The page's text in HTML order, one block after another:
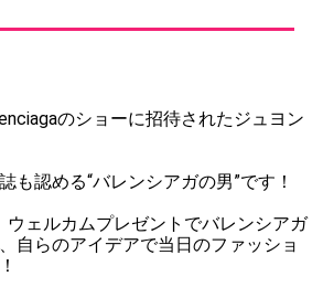
のショーに招待されたジュヨン
も認める“バレンシアガの男”です！
ウェルカムプレゼントでバレンシアガ
自らのアイデアで当日のファッショ